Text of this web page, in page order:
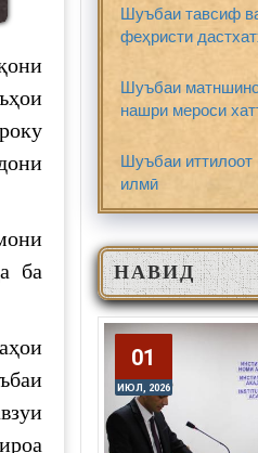
ба
Шуъбаи тавсиф
феҳристи
Шуъбаи
нашри мероси
Шуъбаи иттилоот
илмӣ
НАВИД
01
ИЮЛ, 2026
01
ИЮЛ, 2026